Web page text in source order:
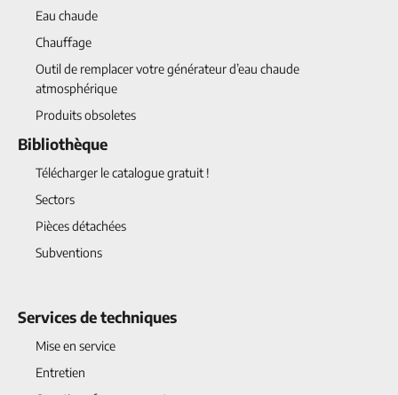
Eau chaude
Chauffage
Outil de remplacer votre générateur d’eau chaude
atmosphérique
Produits obsoletes
Bibliothèque
Télécharger le catalogue gratuit !
Sectors
Pièces détachées
Subventions
Services de techniques
Mise en service
Entretien